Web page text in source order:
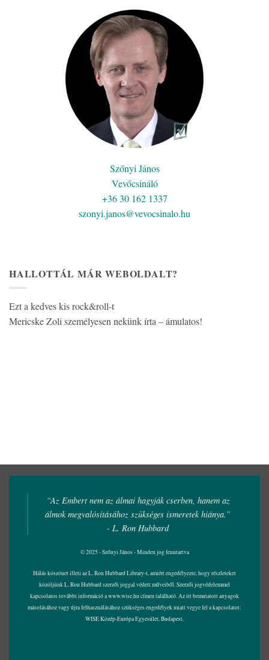
Szőnyi János
Vevőcsináló
+36 30 162 1337
szonyi.janos@vevocsinalo.hu
HALLOTTÁL MÁR WEBOLDALT?
Ezt a kedves kis rock&roll-t
Mericske Zoli személyesen nekünk írta – ámulatos!
“Az Embert nem az álmai hagyják cserben, hanem az
álmok megvalósításához szükséges ismeretek hiánya.”
- L. Ron Hubbard
© 2025 - Szőnyi János - Minden jog fenntartva
Hálás köszönet illeti az L. Ron Hubbard Library-t, amiért engedélyezte, hogy részleteket
közöljünk L. Ron Hubbard szerzői joggal védett műveiből. Szerzői jogvédelemmel
kapcsolatos további információ awww.wise.hucímen található. Az itt bemutatott anyagok
másolásához vagy újra felhasználásához szükséges engedélyek miatt vegye fel a kapcsolatot:
WISE Közép-Európa Egyesület, Budapest.